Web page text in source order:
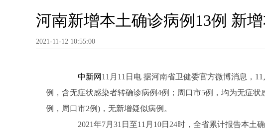
河南新增本土确诊病例13例 新
2021-11-12 10:55:00
中新网 11月11日电 据河南省卫健委官方微博消息，
例，含无症状感染者转确诊病例4例；周口市5例，均为无症
例，周口市2例)，无新增疑似病例。
2021年7月31日至11月10日24时，全省累计报告本土